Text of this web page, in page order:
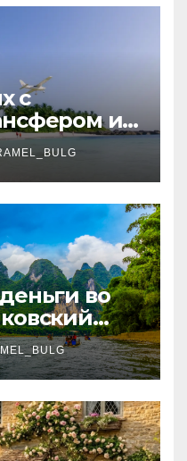
с
и
в
Таиланде
во
BIDV,
другие